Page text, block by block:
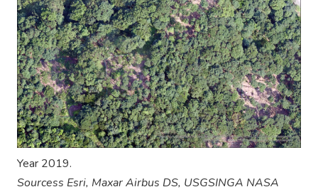
Year 2019.
Sourcess Esri, Maxar Airbus DS, USGSINGA NASA